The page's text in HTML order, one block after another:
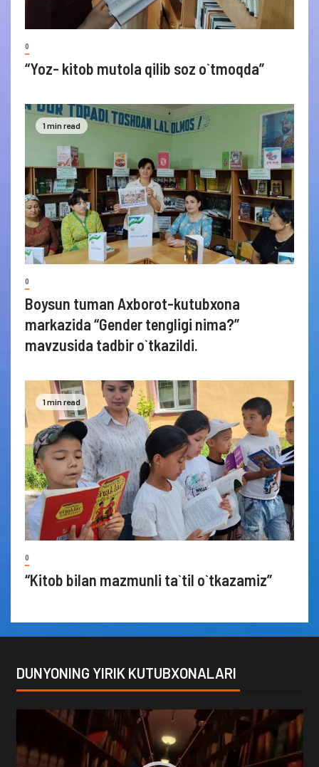
0
“Yoz- kitob mutola qilib soz o`tmoqda”
1 min read
0
Boysun tuman Axborot-kutubxona
markazida “Gender tengligi nima?”
mavzusida tadbir o`tkazildi.
1 min read
0
“Kitob bilan mazmunli ta`til o`tkazamiz”
DUNYONING YIRIK KUTUBXONALARI